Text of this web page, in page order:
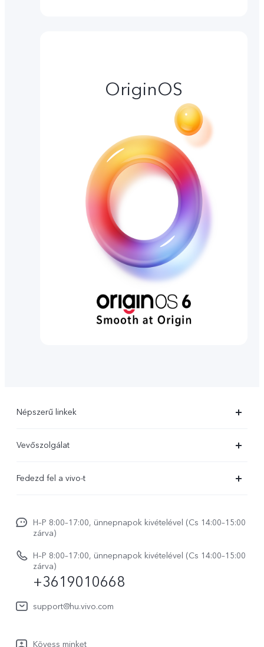
OriginOS
Népszerű linkek
X300 Pro
V70 FE
Y31 5G
vivo Buds Air3
Vevőszolgálat
Rendszerfrissítés
vivo Jótállási Politika
Vevőszolgálati adatvédelmi nyilatkozat
LUT-ok letöltése a Log helyreállításához
Fedezd fel a vivo-t
Jogi szabályozás
Rólunk
vivo Személyes Adatok Védelme
H–P 8:00–17:00, ünnepnapok kivételével (Cs 14:00–15:00
zárva)
H–P 8:00–17:00, ünnepnapok kivételével (Cs 14:00–15:00
zárva)
+3619010668
support@hu.vivo.com
Kövess minket